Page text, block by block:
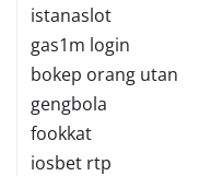
istanaslot
gas1m login
bokep orang utan
gengbola
fookkat
iosbet rtp